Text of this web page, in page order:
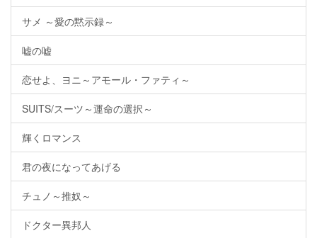
サメ ～愛の黙示録～
嘘の嘘
恋せよ、ヨニ～アモール・ファティ～
SUITS/スーツ～運命の選択～
輝くロマンス
君の夜になってあげる
チュノ～推奴～
ドクター異邦人